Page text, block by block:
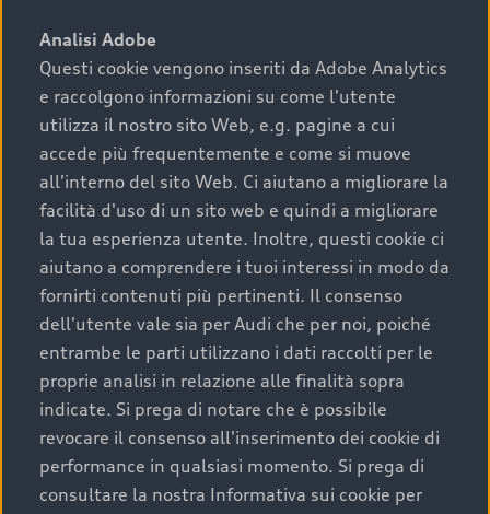
chilometraggio: un valore contenuto corrisponde a
uno stato migliore del veicolo e a una maggiore
durata nel tempo;
cronologia dei tagliandi: una documentazione
completa della vettura certifica una manutenzione
costante e accurata;
condizioni della carrozzeria e degli interni: una
buona conservazione evidenzia cura e attenzione del
precedente proprietario;
efficienza meccanica: motore, trasmissione e
componenti principali in ottimo stato garantiscono
prestazioni affidabili e sicure.
Acquistare un’auto usata in una Concessionaria ufficiale
Audi che offre l’usato garantito tramite Audi Prima
Scelta :plus, significa affidarsi ad un prodotto che viene
Analisi Adobe
Questi cookie vengono inseriti da Adobe Analytics
e raccolgono informazioni su come l'utente
utilizza il nostro sito Web, e.g. pagine a cui
accede più frequentemente e come si muove
all'interno del sito Web. Ci aiutano a migliorare la
facilità d'uso di un sito web e quindi a migliorare
la tua esperienza utente. Inoltre, questi cookie ci
aiutano a comprendere i tuoi interessi in modo da
fornirti contenuti più pertinenti. Il consenso
dell'utente vale sia per Audi che per noi, poiché
entrambe le parti utilizzano i dati raccolti per le
proprie analisi in relazione alle finalità sopra
indicate. Si prega di notare che è possibile
revocare il consenso all'inserimento dei cookie di
performance in qualsiasi momento. Si prega di
consultare la nostra Informativa sui cookie per